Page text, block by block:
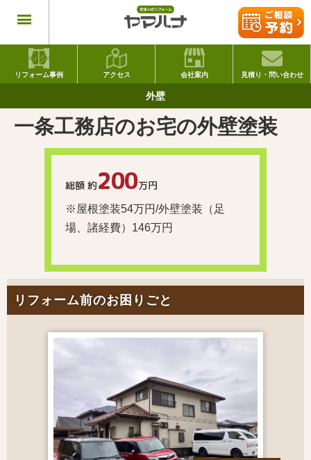
リフォーム事例 アクセス 会社案内 見積り・問い合わせ
外壁
一条工務店のお宅の外壁塗装
総額 約200万円
※屋根塗装54万円/外壁塗装（足
場、諸経費）146万円
リフォーム前のお困りごと